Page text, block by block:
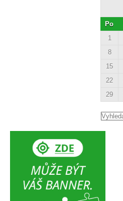
Po
1
8
15
22
29